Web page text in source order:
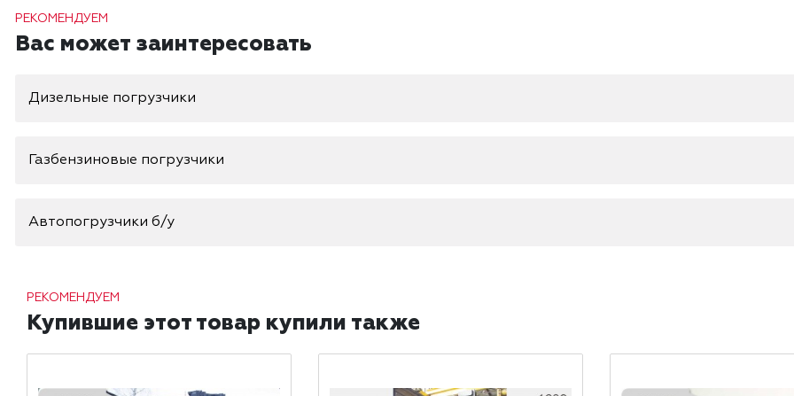
РЕКОМЕНДУЕМ
Вас может заинтересовать
Дизельные погрузчики
Газбензиновые погрузчики
Автопогрузчики б/у
РЕКОМЕНДУЕМ
Купившие этот товар купили также